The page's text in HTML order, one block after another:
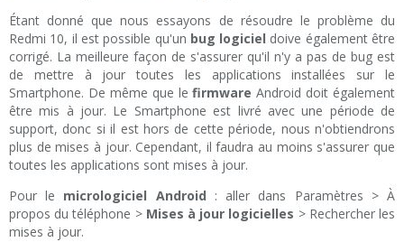
Étant donné que nous essayons de résoudre le problème du
Redmi 10, il est possible qu'un bug logiciel doive également être
corrigé. La meilleure façon de s'assurer qu'il n'y a pas de bug est
de mettre à jour toutes les applications installées sur le
Smartphone. De même que lefirmware Android doit également
être mis à jour. Le Smartphone est livré avec une période de
support, donc si il est hors de cette période, nous n'obtiendrons
plus de mises à jour. Cependant, il faudra au moins s'assurer que
toutes les applications sont mises à jour.
Pour le micrologiciel Android : aller dans Paramètres > À
propos du téléphone > Mises à jour logicielles > Rechercher les
mises à jour.